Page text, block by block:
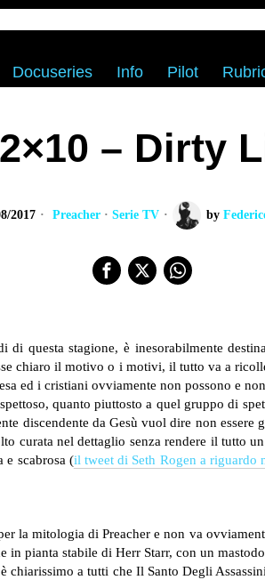
Docuseries Info Pilot
– Dirty
2017 Preacher · Serie TV by
di questa stagione, è inesorabilmente
chiaro il motivo o i motivi, il tutto va a
ed i cristiani ovviamente non possono e
quanto piuttosto a quel gruppo di
discendente da Gesù vuol dire non essere
curata nel dettaglio senza rendere il tutto
e scabrosa (il tweet di Seth Rogen a riguardo
la mitologia di Preacher e non va
pianta stabile di Herr Starr, con un
chiarissimo a tutti che Il Santo Degli